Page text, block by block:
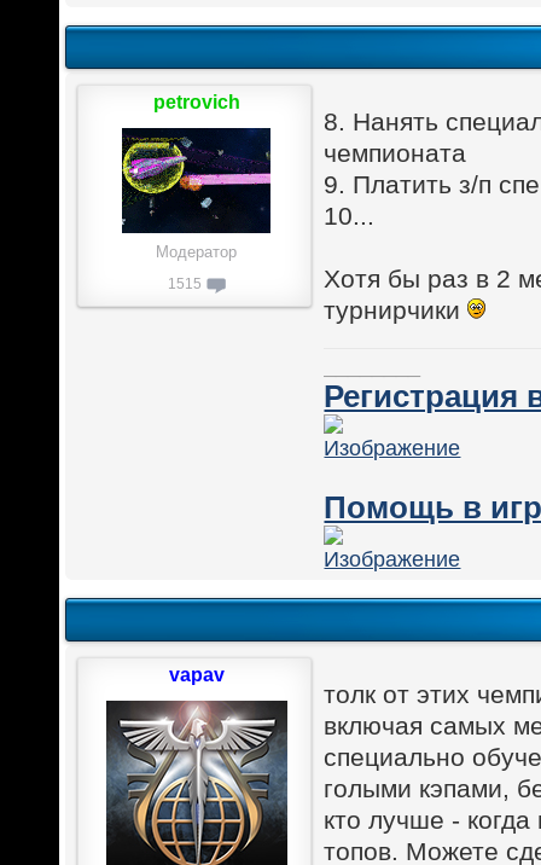
8. Нанять
чемпионата
9. Платить з/п
10...
Хотя бы раз в 2
турнирчики
Регистрация
Помощь в
petrovich
Модератор
1515
толк от этих
включая самых
специально
голыми кэпами,
кто лучше -
топов. Можете
vapav